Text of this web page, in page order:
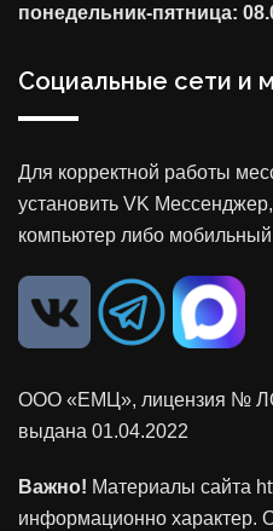
понедельник-пятница:
Социальные сети и
Для корректной работы
установить VK
компьютер либо
ООО «ЕМЦ», лицензия №
выдана 01.04.2022
Важно! Материалы сайта
информационно характер.